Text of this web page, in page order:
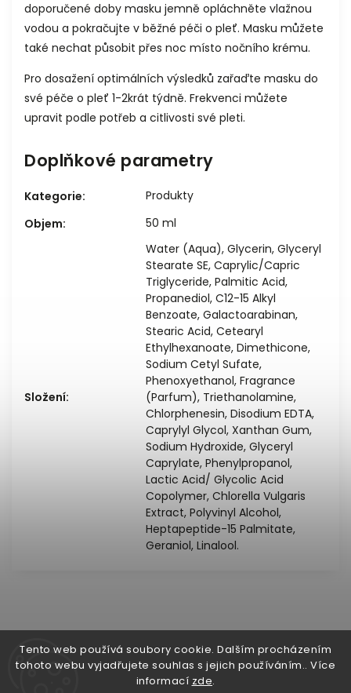
Tento web používá soubory cookie. Dalším procházením
tohoto webu vyjadřujete souhlas s jejich používáním.. Více
informací zde.
doporučené doby masku jemně opláchněte vlažnou
vodou a pokračujte v běžné péči o pleť. Masku můžete
také nechat působit přes noc místo nočního krému.
Pro dosažení optimálních výsledků zařaďte masku do
své péče o pleť 1-2krát týdně. Frekvenci můžete
upravit podle potřeb a citlivosti své pleti.
Doplňkové parametry
Kategorie:
Produkty
Objem: 50 ml
Složení:
Water (Aqua), Glycerin, Glyceryl
Stearate SE, Caprylic/Capric
Triglyceride, Palmitic Acid,
Propanediol, C12-15 Alkyl
Benzoate, Galactoarabinan,
Stearic Acid, Cetearyl
Ethylhexanoate, Dimethicone,
Sodium Cetyl Sufate,
Phenoxyethanol, Fragrance
(Parfum), Triethanolamine,
Chlorphenesin, Disodium EDTA,
Caprylyl Glycol, Xanthan Gum,
Sodium Hydroxide, Glyceryl
Caprylate, Phenylpropanol,
Lactic Acid/ Glycolic Acid
Copolymer, Chlorella Vulgaris
Extract, Polyvinyl Alcohol,
Heptapeptide-15 Palmitate,
Geraniol, Linalool.
Copyright 2026Skin Health E-shop. Všechna práva
vyhrazena.